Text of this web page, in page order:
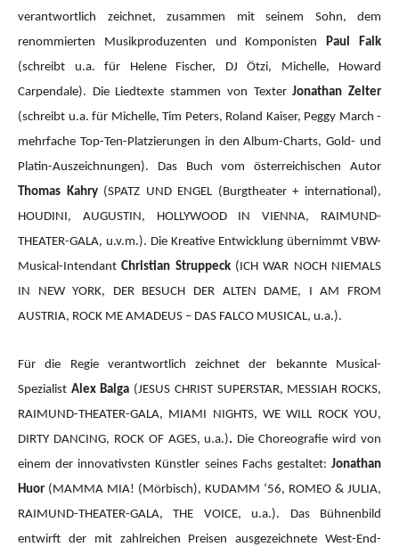
verantwortlich zeichnet, zusammen mit seinem Sohn, dem
renommierten Musikproduzenten und KomponistenPaul Falk
(schreibt u.a. für Helene Fischer, DJ Ötzi, Michelle, Howard
Carpendale). Die Liedtexte stammen von TexterJonathan Zelter
(schreibt u.a. für Michelle, Tim Peters, Roland Kaiser, Peggy March -
mehrfache Top-Ten-Platzierungen in den Album-Charts, Gold- und
Platin-Auszeichnungen). Das Buch vom österreichischen Autor
Thomas Kahry(SPATZ UND ENGEL (Burgtheater + international),
HOUDINI, AUGUSTIN, HOLLYWOOD IN VIENNA, RAIMUND-
THEATER-GALA, u.v.m.). Die Kreative Entwicklung übernimmt VBW-
Musical-IntendantChristian Struppeck(ICH WAR NOCH NIEMALS
IN NEW YORK, DER BESUCH DER ALTEN DAME, I AM FROM
AUSTRIA, ROCK ME AMADEUS – DAS FALCO MUSICAL, u.a.).
Für die Regie verantwortlich zeichnet der bekannte Musical-
Spezialist Alex Balga (JESUS CHRIST SUPERSTAR, MESSIAH ROCKS,
RAIMUND-THEATER-GALA, MIAMI NIGHTS, WE WILL ROCK YOU,
DIRTY DANCING, ROCK OF AGES, u.a.). Die Choreografie wird von
einem der innovativsten Künstler seines Fachs gestaltet: Jonathan
Huor (MAMMA MIA! (Mörbisch), KUDAMM ‘56, ROMEO & JULIA,
RAIMUND-THEATER-GALA, THE VOICE, u.a.). Das Bühnenbild
entwirft der mit zahlreichen Preisen ausgezeichnete West-End-